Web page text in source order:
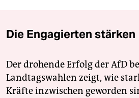
Die Engagierten stärken
Der drohende Erfolg der AfD
Landtagswahlen zeigt, wie
Kräfte inzwischen geworden